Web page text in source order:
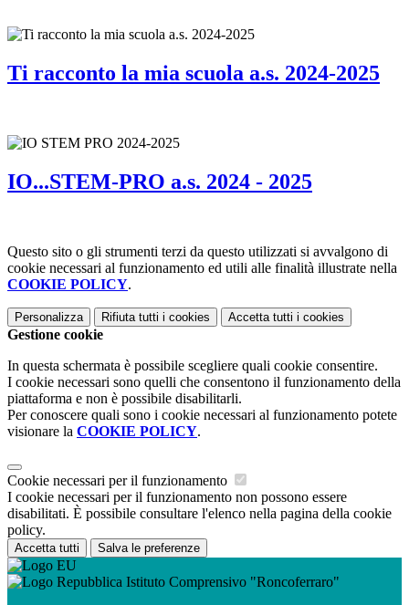
Ti racconto la mia scuola a.s. 2024-2025
IO...STEM-PRO a.s. 2024 - 2025
Questo sito o gli strumenti terzi da questo utilizzati si avvalgono di
cookie necessari al funzionamento ed utili alle finalità illustrate nella
COOKIE POLICY.
Personalizza Rifiuta tutti i cookies Accetta tutti i cookies
Gestione cookie
In questa schermata è possibile scegliere quali cookie consentire.
I cookie necessari sono quelli che consentono il funzionamento della
piattaforma e non è possibile disabilitarli.
Per conoscere quali sono i cookie necessari al funzionamento potete
visionare la COOKIE POLICY.
Cookie necessari per il funzionamento
I cookie necessari per il funzionamento non possono essere
disabilitati. È possibile consultare l'elenco nella pagina della cookie
policy.
Accetta tutti Salva le preferenze
Istituto Comprensivo "Roncoferraro"